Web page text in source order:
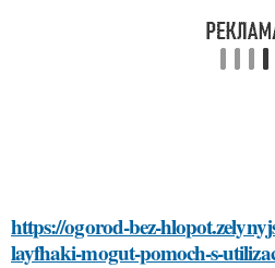
https://ogorod-bez-
layfhaki-mogut-pomoch-s-